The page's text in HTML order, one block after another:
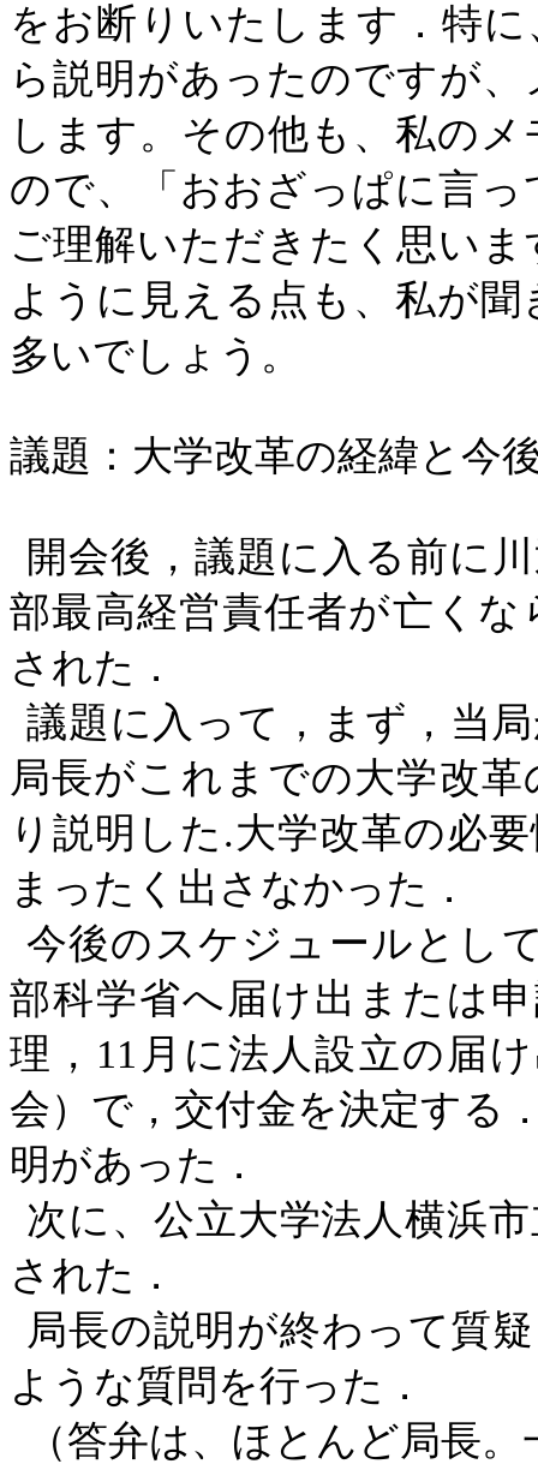
をお断りいたします．特
ら説明があったのですが
します。その他も、私の
ので、「おおざっぱに言
ご理解いただきたく思い
ように見える点も、私が
多いでしょう。
議題：大学改革の経緯と今
開会後，議題に入る前に
部最高経営責任者が亡く
された．
議題に入って，まず，当
局長がこれまでの大学改革
り説明した .大学改革の必
まったく出さなかった．
今後のスケジュールとし
部科学省へ届け出または
理， 11 月に法人設立の届
会）で，交付金を決定する
明があった．
次に、公立大学法人横浜
された．
局長の説明が終わって質
ような質問を行った．
（答弁は、ほとんど局長